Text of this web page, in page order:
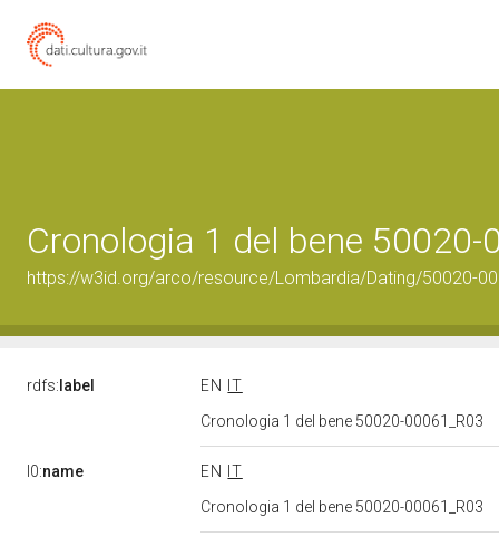
Cronologia 1 del bene 50020-
https://w3id.org/arco/resource/Lombardia/Dating/50020-
rdfs: label EN
IT
Cronologia 1 del bene 50020-00061_R03
l0:name EN
IT
Cronologia 1 del bene 50020-00061_R03